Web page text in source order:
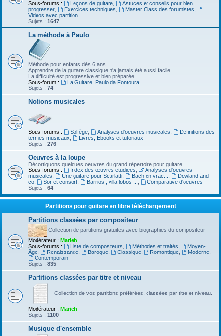
Sous-forums : Leçons de guitare,
Astuces et conseils pour bien
progresser
Exercices techniques Master Class des forumistes
Vidéos avec partition
Sujets : 1647
La méthode à Paulo
Méthode pour enfants dès 6 ans.
Apprendre de la guitare classique n'a jamais été aussi facile.
La difficulté est progressive et bien préparée.
Sous-forum :
La Guitare, Paulo da Fontoura
Sujets : 74
Notions musicales
Sous-forums : Solfège, Analyses d'oeuvres musicales
Definitions des
termes musicaux
Livres, Ebooks et tutoriaux
Sujets : 276
Oeuvres à la loupe
Décortiquons quelques oeuvres du grand répertoire pour guitare
Sous-forums :
Index des œuvres étudiées
Analyses d'oeuvres
musicales
Une guitare pour Scarlatti, Bach en vrac...
Dowland and
co
Sor et consort, Barrios , villa lobos ...
Comparative d'oeuvres
Sujets : 64
Partitions pour guitare en libre téléchargement
Partitions classées par compositeur
Collection de partitions gratuites avec biographies du compositeur
Modérateur : Marieh
Sous-forums :
Liste de compositeurs Méthodes et traités
Moyen-
Âge
Renaissance, Baroque, Classique, Romantique Moderne
Contemporain
Sujets : 835
Partitions classées par titre et niveau
Collection de vos partitions préférées, classées par titre et niveau.
Modérateur : Marieh
Sujets : 1100
Musique d'ensemble